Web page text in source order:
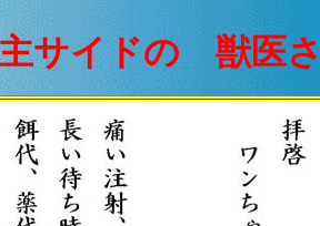
サイドの 獣医